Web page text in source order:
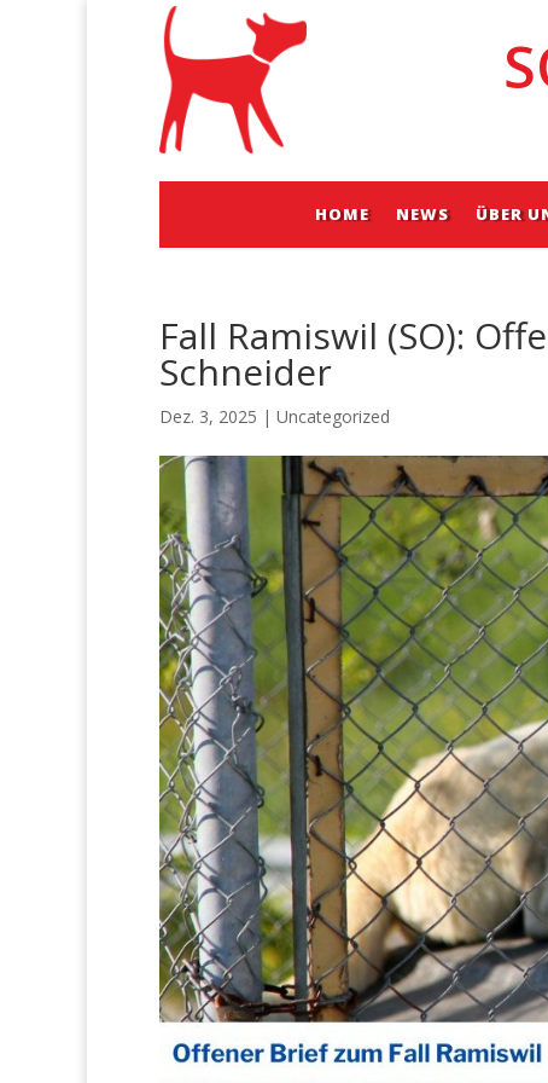
HOME NEWS ÜBER
Fall Ramiswil (SO):
Schneider
Dez. 3, 2025 | Uncategorized